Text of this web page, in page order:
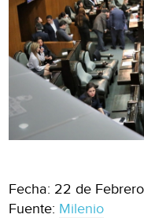
Fecha: 22 de
Fuente: Milenio